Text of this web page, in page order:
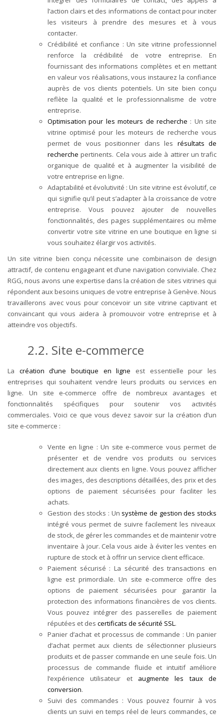
l’action clairs et des informations de contact pour inciter
les visiteurs à prendre des mesures et à vous
contacter.
Crédibilité et confiance : Un site vitrine professionnel
renforce la crédibilité de votre entreprise. En
fournissant des informations complètes et en mettant
en valeur vos réalisations, vous instaurez la confiance
auprès de vos clients potentiels. Un site bien conçu
reflète la qualité et le professionnalisme de votre
entreprise.
Optimisation pour les moteurs de recherche : Un site
vitrine optimisé pour les moteurs de recherche vous
permet de vous positionner dans les résultats de
recherche pertinents. Cela vous aide à attirer un trafic
organique de qualité et à augmenter la visibilité de
votre entreprise en ligne.
Adaptabilité et évolutivité : Un site vitrine est évolutif, ce
qui signifie qu’il peut s’adapter à la croissance de votre
entreprise. Vous pouvez ajouter de nouvelles
fonctionnalités, des pages supplémentaires ou même
convertir votre site vitrine en une boutique en ligne si
vous souhaitez élargir vos activités.
Un site vitrine bien conçu nécessite une combinaison de design
attractif, de contenu engageant et d’une navigation conviviale. Chez
RGG, nous avons une expertise dans la création de sites vitrines qui
répondent aux besoins uniques de votre entreprise à Genève. Nous
travaillerons avec vous pour concevoir un site vitrine captivant et
convaincant qui vous aidera à promouvoir votre entreprise et à
atteindre vos objectifs.
2.2. Site e-commerce
La création d’une boutique en ligne est essentielle pour les
entreprises qui souhaitent vendre leurs produits ou services en
ligne. Un site e-commerce offre de nombreux avantages et
fonctionnalités spécifiques pour soutenir vos activités
commerciales. Voici ce que vous devez savoir sur la création d’un
site e-commerce :
Vente en ligne : Un site e-commerce vous permet de
présenter et de vendre vos produits ou services
directement aux clients en ligne. Vous pouvez afficher
des images, des descriptions détaillées, des prix et des
options de paiement sécurisées pour faciliter les
achats.
Gestion des stocks : Un système de gestion des stocks
intégré vous permet de suivre facilement les niveaux
de stock, de gérer les commandes et de maintenir votre
inventaire à jour. Cela vous aide à éviter les ventes en
rupture de stock et à offrir un service client efficace.
Paiement sécurisé : La sécurité des transactions en
ligne est primordiale. Un site e-commerce offre des
options de paiement sécurisées pour garantir la
protection des informations financières de vos clients.
Vous pouvez intégrer des passerelles de paiement
réputées et des certificats de sécurité SSL.
Panier d’achat et processus de commande : Un panier
d’achat permet aux clients de sélectionner plusieurs
produits et de passer commande en une seule fois. Un
processus de commande fluide et intuitif améliore
l’expérience utilisateur et augmente les taux de
conversion.
Suivi des commandes : Vous pouvez fournir à vos
clients un suivi en temps réel de leurs commandes, ce